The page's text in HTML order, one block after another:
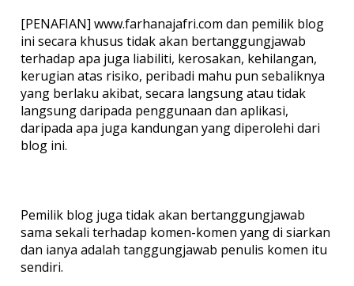
[PENAFIAN] www.farhanajafri.com dan pemilik blog
ini secara khusus tidak akan bertanggungjawab
terhadap apa juga liabiliti, kerosakan, kehilangan,
kerugian atas risiko, peribadi mahu pun sebaliknya
yang berlaku akibat, secara langsung atau tidak
langsung daripada penggunaan dan aplikasi,
daripada apa juga kandungan yang diperolehi dari
blog ini.
Pemilik blog juga tidak akan bertanggungjawab
sama sekali terhadap komen-komen yang di siarkan
dan ianya adalah tanggungjawab penulis komen itu
sendiri.